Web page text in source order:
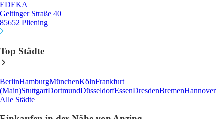
EDEKA
Geltinger Straße 40
85652 Pliening
Top Städte
BerlinHamburgMünchenKölnFrankfurt
(Main)StuttgartDortmundDüsseldorfEssenDresdenBremenHannover
Alle Städte